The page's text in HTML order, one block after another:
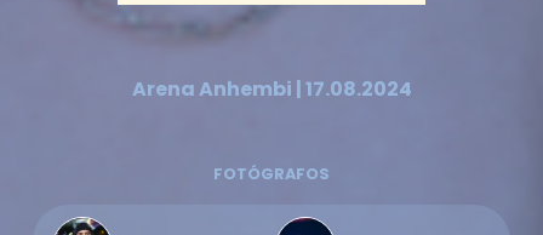
Arena Anhembi | 17.08.2024
FOTÓGRAFOS